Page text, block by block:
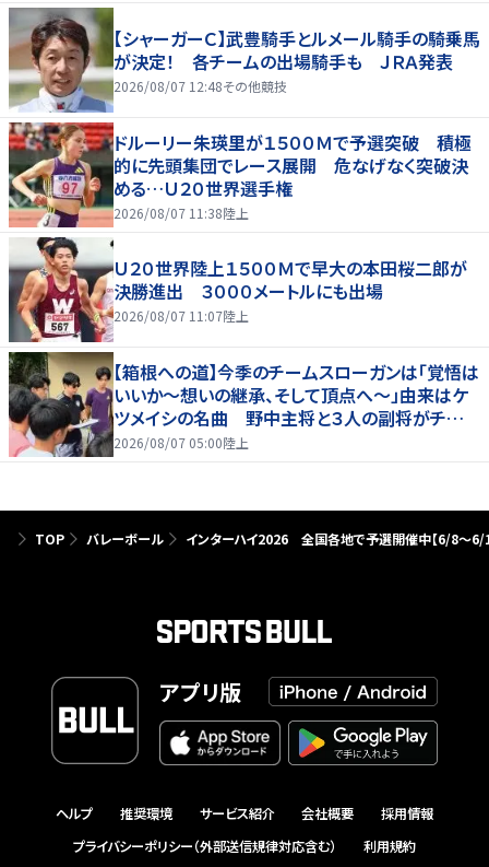
【シャーガーＣ】武豊騎手とルメール騎手の騎乗馬
が決定！ 各チームの出場騎手も ＪＲＡ発表
2026/08/07 12:48その他競技
ドルーリー朱瑛里が１５００Ｍで予選突破 積極
的に先頭集団でレース展開 危なげなく突破決
める…Ｕ２０世界選手権
2026/08/07 11:38陸上
Ｕ２０世界陸上１５００Ｍで早大の本田桜二郎が
決勝進出 ３０００メートルにも出場
2026/08/07 11:07陸上
【箱根への道】今季のチームスローガンは「覚悟は
いいか～想いの継承、そして頂点へ～」由来はケ
ツメイシの名曲 野中主将と３人の副将がチーム
を引っ張る…夏合宿特集第１弾、国学院大
2026/08/07 05:00陸上
TOP バレーボール インターハイ2026 全国各地で予選開催中【6/8～6/
アプリ版
ヘルプ 推奨環境 サービス紹介 会社概要
採用情報
プライバシーポリシー（外部送信規律対応含む）
利用規約